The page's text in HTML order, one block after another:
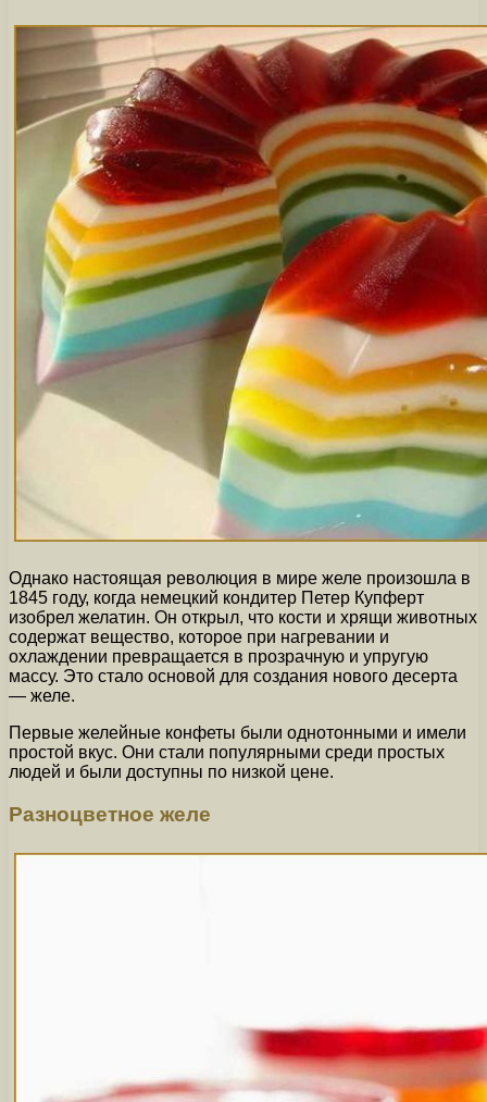
Однако настоящая революция в мире желе произошла в
1845 году, когда немецкий кондитер Петер Купферт
изобрел желатин. Он открыл, что кости и хрящи животных
содержат вещество, которое при нагревании и
охлаждении превращается в прозрачную и упругую
массу. Это стало основой для создания нового десерта
— желе.
Первые желейные конфеты были однотонными и имели
простой вкус. Они стали популярными среди простых
людей и были доступны по низкой цене.
Разноцветное желе